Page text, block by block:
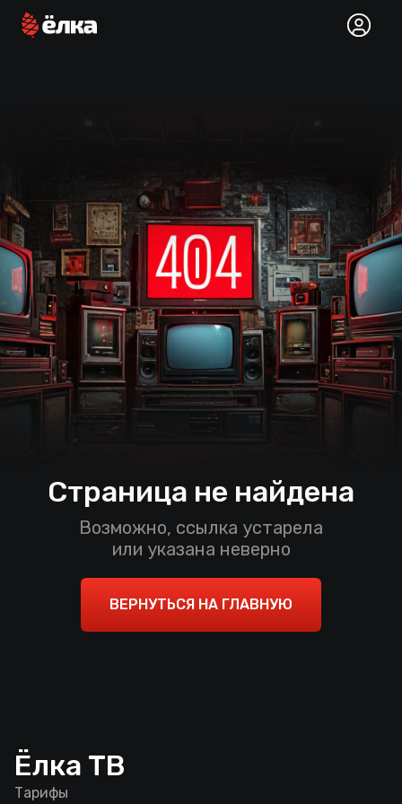
Страница не найдена
Возможно, ссылка устарела
или указана неверно
ВЕРНУТЬСЯ НА ГЛАВНУЮ
Ёлка ТВ
Тарифы